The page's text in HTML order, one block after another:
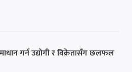
गर्न उद्योगी र विक्रेतासँग छलफल